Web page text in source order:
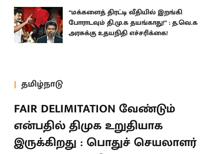
“மக்களைத் திரட்டி வீதியில் இறங்கி
போராடவும் தி.மு.க தயங்காது!” : த.வெ.க
அரசுக்கு உதயநிதி எச்சரிக்கை!
தமிழ்நாடு
FAIR DELIMITATION வேண்டும்
என்பதில் திமுக உறுதியாக
இருக்கிறது : பொதுச் செயலாளர்